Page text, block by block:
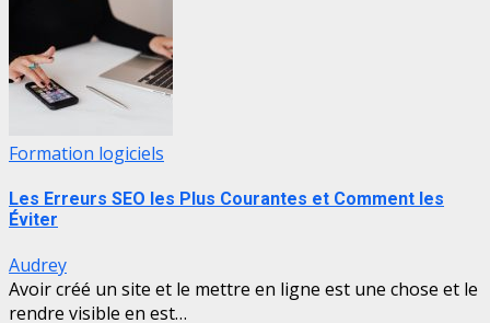
Formation logiciels
Les Erreurs SEO les Plus Courantes et Comment les
Éviter
Audrey
Avoir créé un site et le mettre en ligne est une chose et le
rendre visible en est…